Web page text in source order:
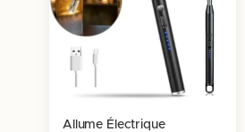
Allume Électrique